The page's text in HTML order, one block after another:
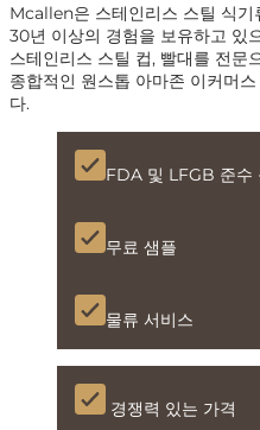
Mcallen은 스테인리스 스틸 식기
30년 이상의 경험을 보유하고 있
스테인리스 스틸 컵, 빨대를 전문
종합적인 원스톱 아마존 이커머
다.
FDA 및 LFGB 준수
무료 샘플
물류 서비스
경쟁력 있는 가격